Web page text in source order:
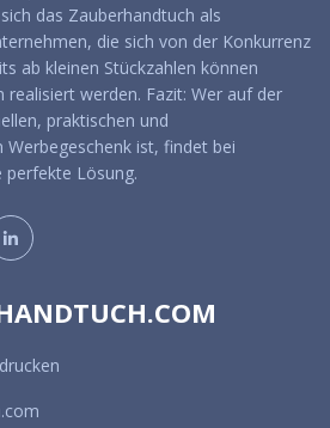
das Zauberhandtuch als
die sich von der Konkurrenz
ab kleinen Stückzahlen können
realisiert werden. Fazit: Wer auf der
praktischen und
ist, findet bei
perfekte Lösung.